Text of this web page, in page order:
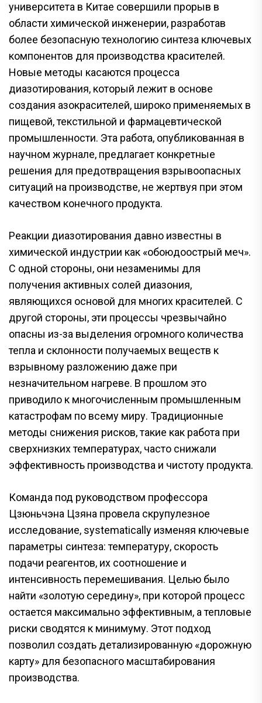
университета в Китае совершили прорыв в
области химической инженерии, разработав
более безопасную технологию синтеза ключевых
компонентов для производства красителей.
Новые методы касаются процесса
диазотирования, который лежит в основе
создания азокрасителей, широко применяемых в
пищевой, текстильной и фармацевтической
промышленности. Эта работа, опубликованная в
научном журнале, предлагает конкретные
решения для предотвращения взрывоопасных
ситуаций на производстве, не жертвуя при этом
качеством конечного продукта.
Реакции диазотирования давно известны в
химической индустрии как «обоюдоострый меч».
С одной стороны, они незаменимы для
получения активных солей диазония,
являющихся основой для многих красителей. С
другой стороны, эти процессы чрезвычайно
опасны из-за выделения огромного количества
тепла и склонности получаемых веществ к
взрывному разложению даже при
незначительном нагреве. В прошлом это
приводило к многочисленным промышленным
катастрофам по всему миру. Традиционные
методы снижения рисков, такие как работа при
сверхнизких температурах, часто снижали
эффективность производства и чистоту продукта.
Команда под руководством профессора
Цзюньчэна Цзяна провела скрупулезное
исследование, systematically изменяя ключевые
параметры синтеза: температуру, скорость
подачи реагентов, их соотношение и
интенсивность перемешивания. Целью было
найти «золотую середину», при которой процесс
остается максимально эффективным, а тепловые
риски сводятся к минимуму. Этот подход
позволил создать детализированную «дорожную
карту» для безопасного масштабирования
производства.